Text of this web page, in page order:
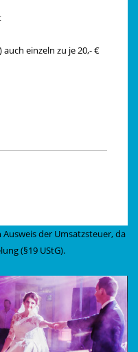
einzeln zu je 20,- €
der Umsatzsteuer, da
(§19 UStG).